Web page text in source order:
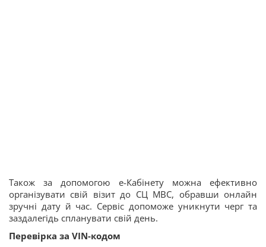
Також за допомогою е-Кабінету можна ефективно
організувати свій візит до СЦ МВС, обравши онлайн
зручні дату й час. Сервіс допоможе уникнути черг та
заздалегідь спланувати свій день.
Перевірка за VIN-кодом